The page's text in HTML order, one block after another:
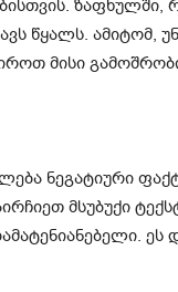
წყალს. ამიტომ,
მისი
ნეგატიური
მსუბუქი
ეს